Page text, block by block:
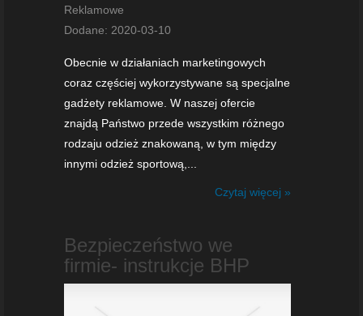
Reklamowe
Dodane: 2020-03-10
Obecnie w działaniach marketingowych
coraz częściej wykorzystywane są specjalne
gadżety reklamowe. W naszej ofercie
znajdą Państwo przede wszystkim różnego
rodzaju odzież znakowaną, w tym między
innymi odzież sportową,...
Czytaj więcej »
Bezpieczeństwo we
firmie- instrukcje BHP